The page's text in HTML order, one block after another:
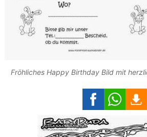
Fröhliches Happy Birthday Bild mit